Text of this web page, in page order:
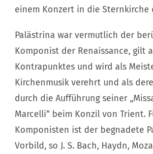
Stellenangebote
Angebote
Mission
einem Konzert in die Sternkirche
Palästrina war vermutlich der
Komponist der Renaissance, gilt
Kontrapunktes und wird als
Kirchenmusik verehrt und als
durch die Aufführung seiner
Marcelli“ beim Konzil von Trient.
Komponisten ist der begnadete
Vorbild, so J. S. Bach, Haydn,